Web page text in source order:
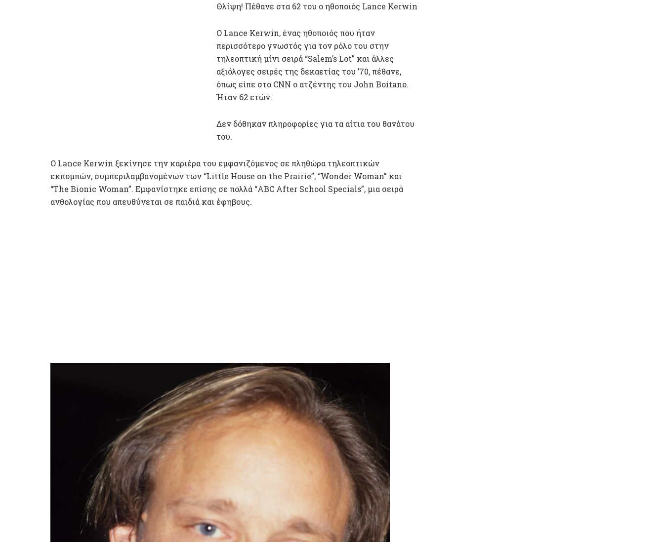
Θλίψη! Πέθανε στα 62 του ο ηθοποιός Lance Kerwin
Ο Lance Kerwin, ένας ηθοποιός που ήταν
περισσότερο γνωστός για τον ρόλο του στην
τηλεοπτική μίνι σειρά “Salem’s Lot” και άλλες
αξιόλογες σειρές της δεκαετίας του ’70, πέθανε,
όπως είπε στο CNN ο ατζέντης του John Boitano.
Ήταν 62 ετών.
Δεν δόθηκαν πληροφορίες για τα αίτια του θανάτου
του.
Ο Lance Kerwin ξεκίνησε την καριέρα του εμφανιζόμενος σε πληθώρα τηλεοπτικών
εκπομπών, συμπεριλαμβανομένων των “Little House on the Prairie”, “Wonder Woman” και
“The Bionic Woman”. Εμφανίστηκε επίσης σε πολλά “ABC After School Specials”, μια σειρά
ανθολογίας που απευθύνεται σε παιδιά και έφηβους.